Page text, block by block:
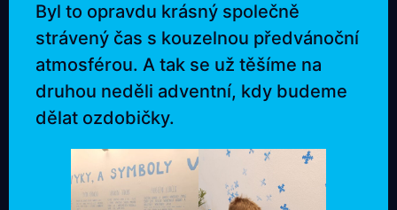
Byl to opravdu krásný společně
strávený čas s kouzelnou předvánoční
atmosférou. A tak se už těšíme na
druhou neděli adventní, kdy budeme
dělat ozdobičky.